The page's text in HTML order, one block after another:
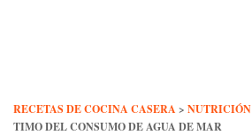
RECETAS DE COCINA CASERA > NUTRICIÓN
TIMO DEL CONSUMO DE AGUA DE MAR